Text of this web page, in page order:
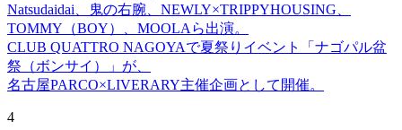
Natsudaidai、鬼の右腕、NEWLY×TRIPPYHOUSING、
TOMMY（BOY）、MOOLAら出演。
CLUB QUATTRO NAGOYAで夏祭りイベント「ナゴパル盆
祭（ボンサイ）」が、
名古屋PARCO×LIVERARY主催企画として開催。
4